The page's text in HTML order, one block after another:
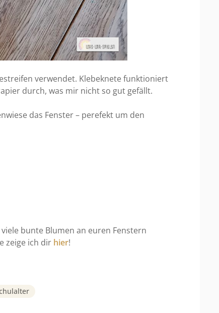
verwendet. Klebeknete funktioniert
durch, was mir nicht so gut gefällt.
das Fenster – perefekt um den
bunte Blumen an euren Fenstern
zeige ich dir hier!